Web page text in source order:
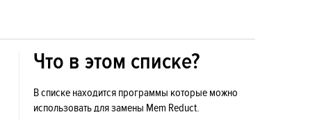
Что в этом списке?
В списке находится программы которые можно
использовать для замены Mem Reduct.